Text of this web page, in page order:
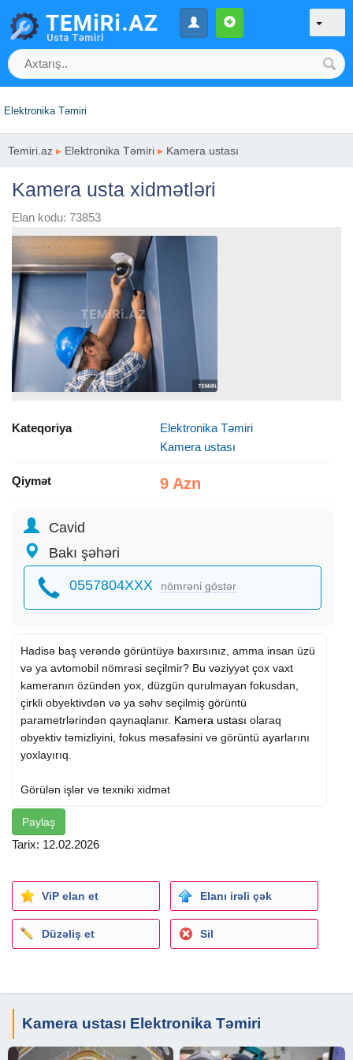
Elektronika Təmiri
Temiri.az ▸ Elektronika Təmiri ▸ Kamera ustası
Kamera usta xidmətləri
Elan kodu: 73853
Kateqoriya
Elektronika Təmiri
Kamera ustası
Qiymət 9 Azn
Cavid
Bakı şəhəri
0557804XXX nömrəni göstər
Hadisə baş verəndə görüntüyə baxırsınız, amma insan üzü
və ya avtomobil nömrəsi seçilmir? Bu vəziyyət çox vaxt
kameranın özündən yox, düzgün qurulmayan fokusdan,
çirkli obyektivdən və ya səhv seçilmiş görüntü
parametrlərindən qaynaqlanır. Kamera ustası olaraq
obyektiv təmizliyini, fokus məsafəsini və görüntü ayarlarını
yoxlayırıq.
Görülən işlər və texniki xidmət
- Kamera sistemlərinin təmiri və yaranmış nasazlıqların
aradan qaldırılması
- DVR parolların bərpası və sistemə yenidən girişin təmin
olunması
- Telefona onlayn görüntü verilməsi və uzaqdan izləmə
imkanının qurulması
- Texniki baxış xidməti 10 AZN məbləğində həyata keçirilir
- Nasazlığın dəqiq müəyyən olunması və uyğun həll
yolunun təqdim edilməsi
Paylaş
Tarix: 12.02.2026
ViP elan et Elanı irəli çək
Düzəliş et Sil
Kamera ustası Elektronika Təmiri